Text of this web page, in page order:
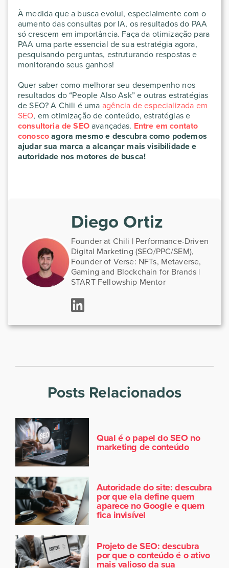
À medida que a busca evolui, especialmente com o
aumento das consultas por IA, os resultados do PAA
só crescem em importância. Faça da otimização para
PAA uma parte essencial de sua estratégia agora,
pesquisando perguntas, estruturando respostas e
monitorando seus ganhos!
Quer saber como melhorar seu desempenho nos
resultados do “People Also Ask” e outras estratégias
de SEO? A Chili é uma agência de especializada em
SEO, em otimização de conteúdo, estratégias e
consultoria de SEOavançadas. Entre em contato
conoscoagora mesmo e descubra como podemos
ajudar sua marca a alcançar mais visibilidade e
autoridade nos motores de busca!
Diego Ortiz
Founder at Chili | Performance-Driven
Digital Marketing (SEO/PPC/SEM),
Founder of Verse: NFTs, Metaverse,
Gaming and Blockchain for Brands |
START Fellowship Mentor
Posts Relacionados
Qual é o papel do SEO no
marketing de conteúdo
Autoridade do site: descubra
por que ela define quem
aparece no Google e quem
fica invisível
Projeto de SEO: descubra
por que o conteúdo é o ativo
mais valioso da sua